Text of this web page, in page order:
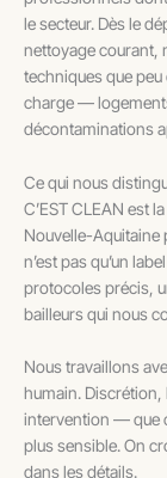
le secteur. Dès le
nettoyage courant,
techniques que
charge —
décontaminations
Ce qui nous
C’EST CLEAN est
Nouvelle-Aquitaine
n’est pas qu’un
protocoles précis,
bailleurs qui nous
Nous travaillons
humain.
intervention — que
plus sensible. On
dans les détails.